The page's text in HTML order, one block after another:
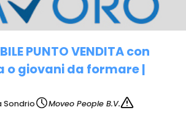
PUNTO VENDITA con
o giovani da formare |
Sondrio
Moveo People B.V.